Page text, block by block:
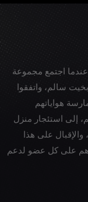
تأسيس نادي الوصل إلى عام 1960، عندما اجتمع مجموعة
سالم، واتفقوا
هواياتهم
إلى استئجار منزل
والإقبال على هذا
على كل عضو لدعم